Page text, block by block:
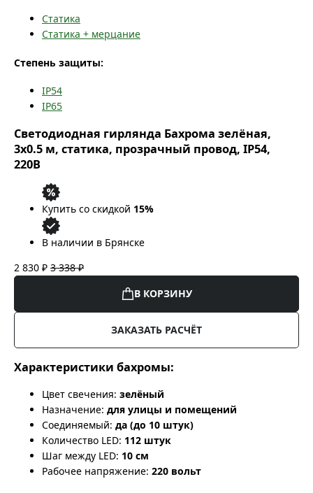
Статика
Статика + мерцание
Степень защиты:
IP54
IP65
Светодиодная гирлянда Бахрома зелёная,
3x0.5 м, статика, прозрачный провод, IP54,
220В
Купить со скидкой 15%
В наличии в Брянске
2 830 ₽ 3 338 ₽
В КОРЗИНУ
ЗАКАЗАТЬ РАСЧЁТ
Характеристики бахромы:
Цвет свечения: зелёный
Назначение: для улицы и помещений
Соединяемый: да (до 10 штук)
Количество LED: 112 штук
Шаг между LED: 10 см
Рабочее напряжение: 220 вольт